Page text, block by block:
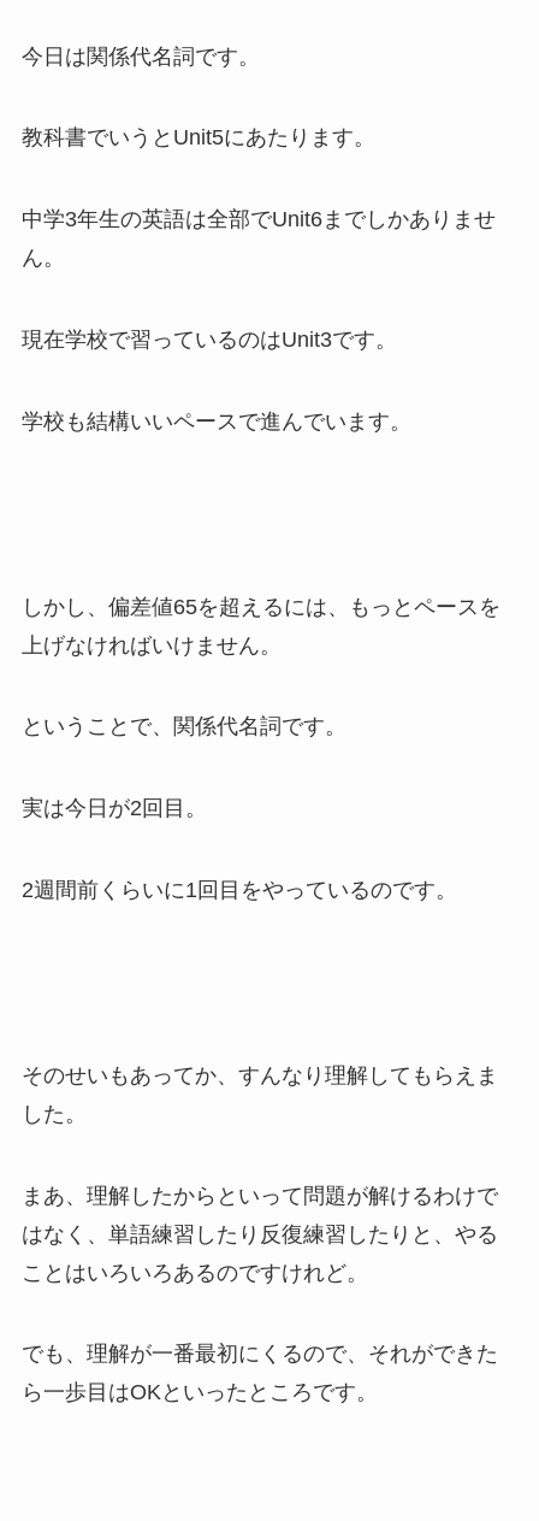
今日は関係代名詞です。
教科書でいうとUnit5にあたります。
中学3年生の英語は全部でUnit6までしかありませ
ん。
現在学校で習っているのはUnit3です。
学校も結構いいペースで進んでいます。
しかし、偏差値65を超えるには、もっとペースを
上げなければいけません。
ということで、関係代名詞です。
実は今日が2回目。
2週間前くらいに1回目をやっているのです。
そのせいもあってか、すんなり理解してもらえま
した。
まあ、理解したからといって問題が解けるわけで
はなく、単語練習したり反復練習したりと、やる
ことはいろいろあるのですけれど。
でも、理解が一番最初にくるので、それができた
ら一歩目はOKといったところです。